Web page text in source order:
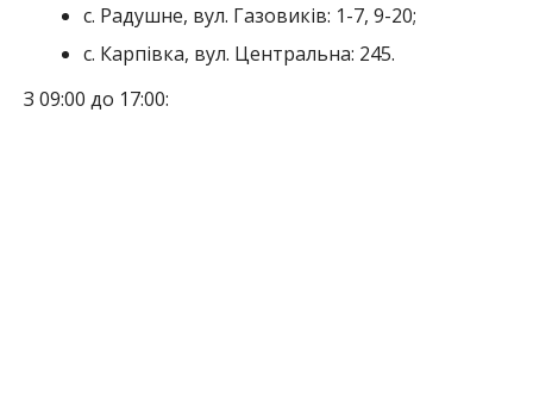
с. Радушне, вул. Газовиків: 1-7, 9-20;
с. Карпівка, вул. Центральна: 245.
З 09:00 до 17:00: